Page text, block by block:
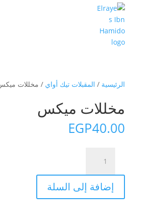
الرئيسية/المقبلات تيك أواي/ مخللات ميكس
مخللات ميكس
EGP40.00
مخللات
ميكس
إضافة إلى السلة